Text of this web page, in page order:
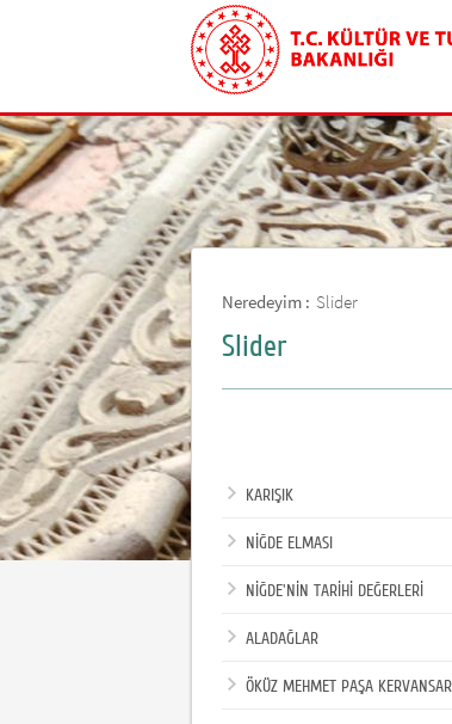
Neredeyim : Slider
Slider
KARIŞIK
NİĞDE ELMASI
NİĞDE'NİN TARİHİ DEĞERLERİ
ALADAĞLAR
ÖKÜZ MEHMET PAŞA